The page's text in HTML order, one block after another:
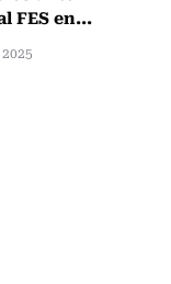
FES en...